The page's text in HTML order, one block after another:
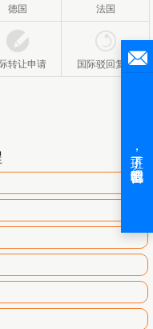
德国 法国
转让申请 国际驳回复审